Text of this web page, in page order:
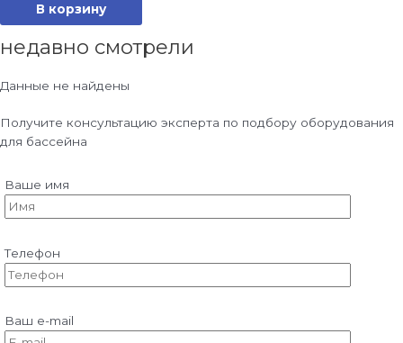
В корзину
недавно смотрели
Данные не найдены
Получите консультацию эксперта по подбору оборудования
для бассейна
Ваше имя
Телефон
Ваш e-mail